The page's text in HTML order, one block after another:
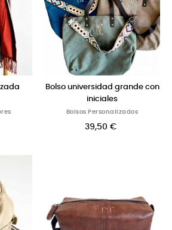
Bolso universidad grande con
iniciales
Bolsos Personalizados
39,50 €